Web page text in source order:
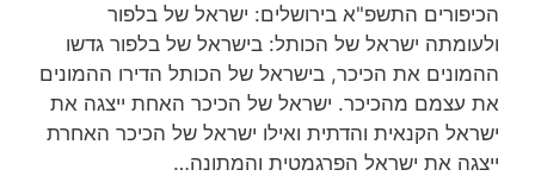
הכיפורים התשפ"א בירושלים: ישראל של בלפור
ולעומתה ישראל של הכותל: בישראל של בלפור גדשו
ההמונים את הכיכר, בישראל של הכותל הדירו ההמונים
את עצמם מהכיכר. ישראל של הכיכר האחת ייצגה את
ישראל הקנאית והדתית ואילו ישראל של הכיכר האחרת
ייצגה את ישראל הפרגמטית והמתונה…